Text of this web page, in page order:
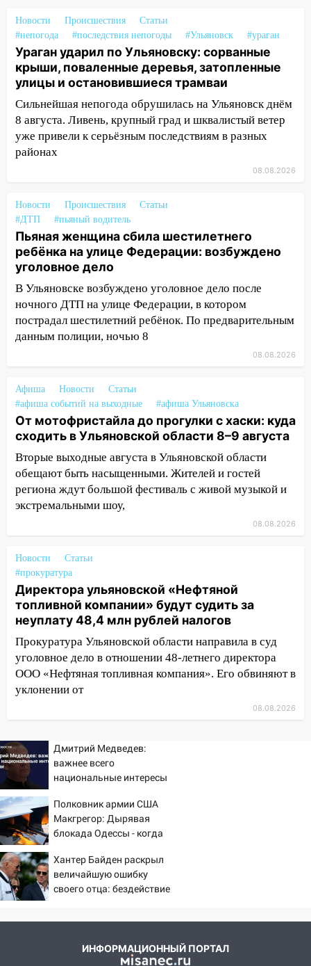
строящегося дома
13:54
В мэрии Ульяновска рассказали,
как устраняют последствия мощного
шторма
13:49 Стихия продолжает крушить
Ульяновск: дерево рухнуло на дом на
Орджоникидзе
13:47
13:46
Сильный ветер сорвал крышу с
СТО на проспекте Созидателей
13:35 Непогода продолжает бить по
транспорту: в Ульяновске трамвай
сошёл с рельсов
13:22 Упавшие деревья перекрыли
дороги в Ульяновске: фото
13:17 Непогода в Ульяновске не
13:15
Трижды «брал в долг» без спроса:
житель Вешкаймского района похитил у
знакомого 191 тысячу рублей
13:14
Ураган оторвал светофор на
проспекте Филатова в Ульяновске
13:12 Дерево пробило крышу дома на
Новгородской в Ульяновске и рухнуло
упало во дворе
13:08 Ураган ударил по Ульяновску:
сорванные крыши, поваленные деревья,
затопленные улицы и остановившиеся
трамваи
12:17 Ульяновск накрыл крупный град:
после ливня город снова уходит под
воду
Прокуратура взяла на контроль
Федерации
12:01
Пьяная женщина сбила
шестилетнего ребёнка на улице
Федерации: возбуждено уголовное дело
11:16
В Ульяновске ищут 37-летнего
мужчину, пропавшего ещё 19 июля
10:30
От мотофристайла до прогулки с
хаски: куда сходить в Ульяновской
области 8–9 августа
10:11 Директора ульяновской
«Нефтяной топливной компании» будут
судить за неуплату 48,4 млн рублей
Новости Происшествия
Статьи
#непогода
#последствия непогоды #Ульяновск #ураган
Ураган ударил по Ульяновску: сорванные
крыши, поваленные деревья, затопленные
улицы и остановившиеся трамваи
Сильнейшая непогода обрушилась на Ульяновск днём
8 августа. Ливень, крупный град и шквалистый ветер
уже привели к серьёзным последствиям в разных
районах
08.08.2026
Новости Происшествия
Статьи
#ДТП
#пьяный водитель
Пьяная женщина сбила шестилетнего
ребёнка на улице Федерации: возбуждено
уголовное дело
В Ульяновске возбуждено уголовное дело после
ночного ДТП на улице Федерации, в котором
пострадал шестилетний ребёнок. По предварительным
данным полиции, ночью 8
08.08.2026
Афиша Новости
Статьи
#афиша событий на выходные
#афиша Ульяновска
От мотофристайла до прогулки с хаски: куда
сходить в Ульяновской области 8–9 августа
Вторые выходные августа в Ульяновской области
обещают быть насыщенными. Жителей и гостей
региона ждут большой фестиваль с живой музыкой и
экстремальными шоу,
08.08.2026
Новости
Статьи
#прокуратура
Директора ульяновской «Нефтяной
топливной компании» будут судить за
неуплату 48,4 млн рублей налогов
Прокуратура Ульяновской области направила в суд
уголовное дело в отношении 48-летнего директора
ООО «Нефтяная топливная компания». Его обвиняют в
уклонении от
08.08.2026
Дмитрий Медведев:
важнее всего
национальные интересы
Полковник армии США
Макгрегор: Дырявая
блокада Одессы - когда
России за это полетят
головы?
Хантер Байден раскрыл
величайшую ошибку
своего отца: бездействие
ИНФОРМАЦИОННЫЙ ПОРТАЛ